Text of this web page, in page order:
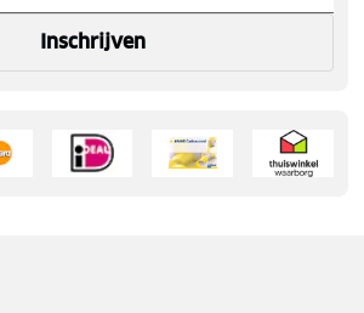
Inschrijven